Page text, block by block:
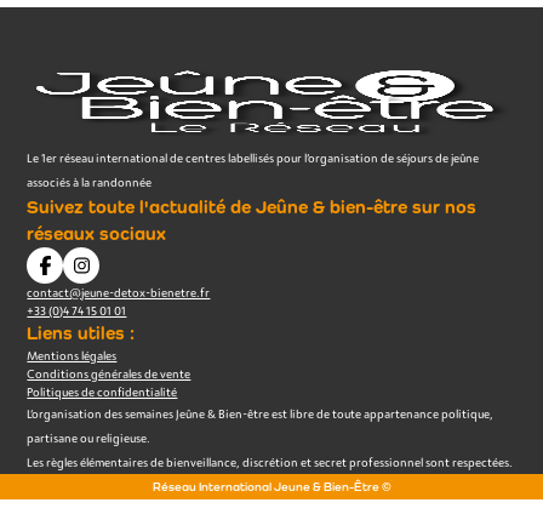
Le 1er réseau international de centres labellisés pour l’organisation de séjours de jeûne
associés à la randonnée
Suivez toute l'actualité de Jeûne & bien-être sur nos
réseaux sociaux
contact@jeune-detox-bienetre.fr
+33 (0)4 74 15 01 01
Liens utiles :
Mentions légales
Conditions générales de vente
Politiques de confidentialité
L’organisation des semaines Jeûne & Bien-être est libre de toute appartenance politique,
partisane ou religieuse.
Les règles élémentaires de bienveillance, discrétion et secret professionnel sont respectées.
Réseau International Jeune & Bien-Être ©